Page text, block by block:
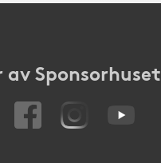
av Sponsorhuset